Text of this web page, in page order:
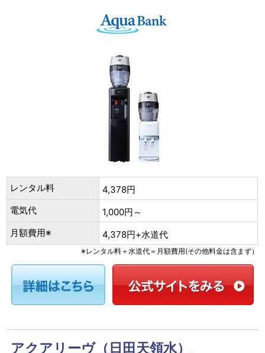
レンタル料
4,378円
電気代
1,000円～
月額費用※
4,378円+水道代
※レンタル料＋水道代＝月額費用(その他料金は含まず）
アクアリーヴ（日田天領水）